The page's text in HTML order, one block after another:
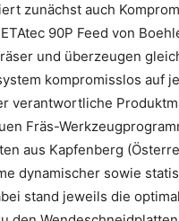
zunächst auch
90P Feed von
und überzeugen
kompromisslos auf
verantwortliche
Fräs-
aus Kapfenberg
dynamischer sowie
stand jeweils die